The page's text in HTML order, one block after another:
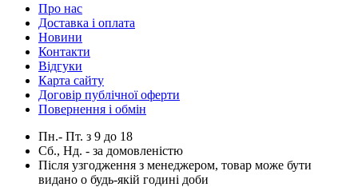
Про нас
Доставка і оплата
Новини
Контакти
Відгуки
Карта сайту
Договір публічної оферти
Повернення і обмін
Пн.- Пт. з 9 до 18
Сб., Нд. - за домовленістю
Після узгодження з менеджером, товар може бути
видано о будь-якій годині доби